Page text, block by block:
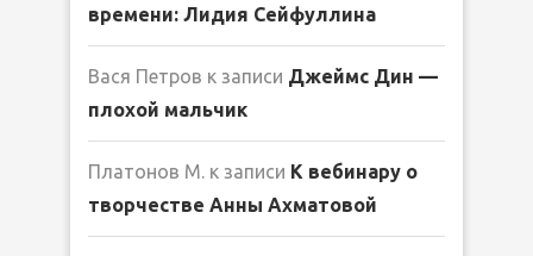
времени: Лидия Сейфуллина
Вася Петров к записи Джеймс Дин —
плохой мальчик
Платонов М. к записи К вебинару о
творчестве Анны Ахматовой